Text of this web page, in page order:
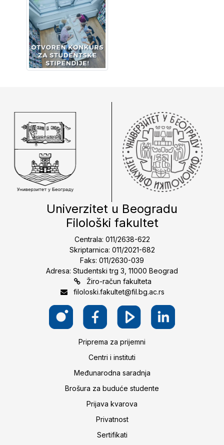
Univerzitet u Beogradu
Filološki fakultet
Centrala: 011/2638-622
Skriptarnica: 011/2021-682
Faks: 011/2630-039
Adresa: Studentski trg 3, 11000 Beograd
Žiro-račun fakulteta
filoloski.fakultet@fil.bg.ac.rs
Priprema za prijemni
Centri i instituti
Međunarodna saradnja
Brošura za buduće studente
Prijava kvarova
Privatnost
Sertifikati